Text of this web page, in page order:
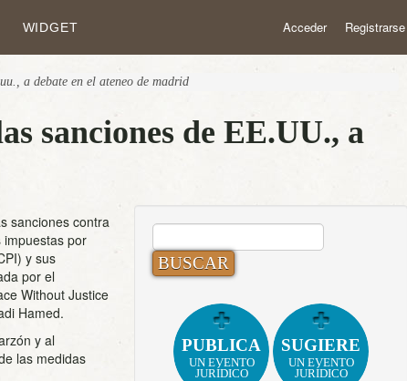
WIDGET Acceder Registrarse
a debate en el ateneo de madrid
sanciones de EE.UU., a
sanciones contra
impuestas por
y sus
por el
Without Justice
Hamed.
y al
las medidas
BUSCAR:
PUBLICA
UN EVENTO
JURÍDICO
SUGIERE
UN EVENTO
JURÍDICO